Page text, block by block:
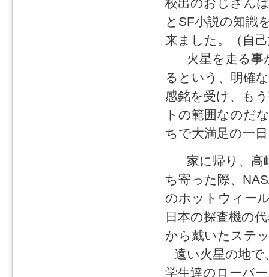
とSF小説の知識
来ました。（自
火星を走る事
るという、明確
感銘を受け、も
トの範囲なのだ
ちで大満足の一
家に帰り、高
ち寄った際、
のホットウィー
日本の探査機の
から戴いたステ
遠い火星の地で
学生達のローバ